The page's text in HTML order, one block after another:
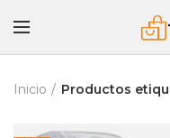
Inicio Productos